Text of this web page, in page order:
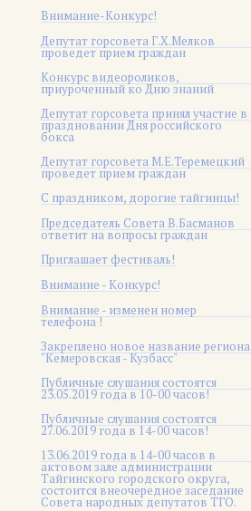
Внимание-Конкурс!
Депутат горсовета Г.Х.Мелков
проведет прием граждан
Конкурс видеороликов,
приуроченный ко Дню знаний
Депутат горсовета принял участие в
праздновании Дня российского
бокса
Депутат горсовета М.Е.Теремецкий
проведет прием граждан
С праздником, дорогие тайгинцы!
Председатель Совета В.Басманов
ответит на вопросы граждан
Приглашает фестиваль!
Внимание - Конкурс!
Внимание - изменен номер
телефона !
Закреплено новое название региона
"Кемеровская - Кузбасс"
Публичные слушания состоятся
23.05.2019 года в 10-00 часов!
Публичные слушания состоятся
27.06.2019 года в 14-00 часов!
13.06.2019 года в 14-00 часов в
актовом зале администрации
Тайгинского городского округа,
состоится внеочередное заседание
Совета народных депутатов ТГО.